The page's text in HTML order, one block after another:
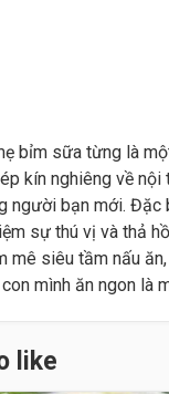
bỉm sữa từng là
kín nghiêng về nội
người bạn mới. Đặc
sự thú vị và thả
mê siêu tầm nấu
mình ăn ngon là
like